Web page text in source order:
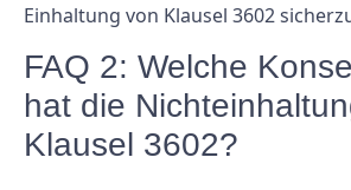
Einhaltung von Klausel 3602
FAQ 2: Welche
hat die
Klausel 3602?